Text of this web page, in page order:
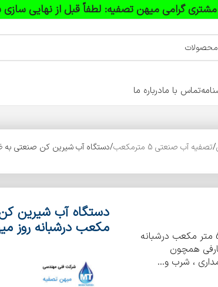
مشتری گرامی میهن تصفیه: لطفاً قبل از نهایی
تماس با مادرباره ما
تصفیه آب صنعتی 5 مترمکعب دستگاه آب شیرین کن صنعتی به ظرفیت 5 متر مکعب درشبانه روز میهن
دستگاه آب شیرین کن صنعتی به ظرفیت 5 متر مکعب درشبانه
همچون
، شرب و…
مکعب درشبانه روز